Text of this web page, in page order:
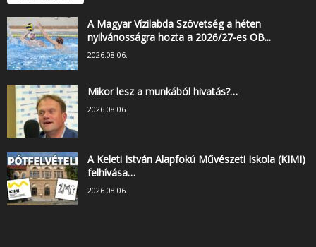
A Magyar Vízilabda Szövetség a héten
nyilvánosságra hozta a 2026/27-es OB...
2026.08.06.
Mikor lesz a munkából hivatás?…
2026.08.06.
A Keleti István Alapfokú Művészeti Iskola (KIMI)
felhívása…
2026.08.06.